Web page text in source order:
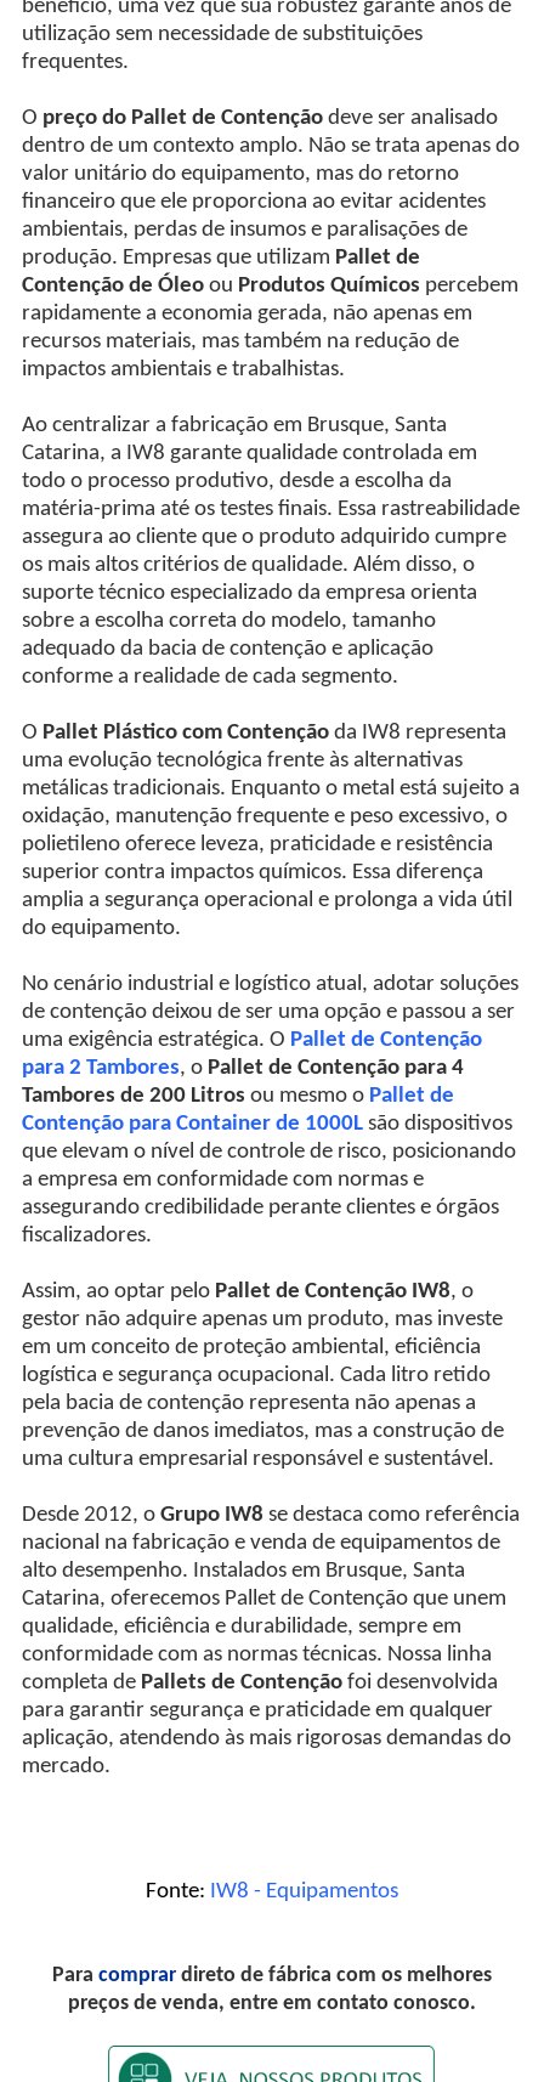
benefício, uma vez que sua robustez garante anos de
utilização sem necessidade de substituições
frequentes.
O preço do Pallet de Contençãodeve ser analisado
dentro de um contexto amplo. Não se trata apenas do
valor unitário do equipamento, mas do retorno
financeiro que ele proporciona ao evitar acidentes
ambientais, perdas de insumos e paralisações de
produção. Empresas que utilizam Pallet de
Contenção de Óleoou Produtos Químicos percebem
rapidamente a economia gerada, não apenas em
recursos materiais, mas também na redução de
impactos ambientais e trabalhistas.
Ao centralizar a fabricação em Brusque, Santa
Catarina, a IW8 garante qualidade controlada em
todo o processo produtivo, desde a escolha da
matéria-prima até os testes finais. Essa rastreabilidade
assegura ao cliente que o produto adquirido cumpre
os mais altos critérios de qualidade. Além disso, o
suporte técnico especializado da empresa orienta
sobre a escolha correta do modelo, tamanho
adequado da bacia de contenção e aplicação
conforme a realidade de cada segmento.
O Pallet Plástico com Contençãoda IW8 representa
uma evolução tecnológica frente às alternativas
metálicas tradicionais. Enquanto o metal está sujeito a
oxidação, manutenção frequente e peso excessivo, o
polietileno oferece leveza, praticidade e resistência
superior contra impactos químicos. Essa diferença
amplia a segurança operacional e prolonga a vida útil
do equipamento.
No cenário industrial e logístico atual, adotar soluções
de contenção deixou de ser uma opção e passou a ser
uma exigência estratégica. O Pallet de Contenção
para 2 Tambores, o Pallet de Contenção para 4
Tambores de 200 Litros ou mesmo o Pallet de
Contenção para Container de 1000Lsão dispositivos
que elevam o nível de controle de risco, posicionando
a empresa em conformidade com normas e
assegurando credibilidade perante clientes e órgãos
fiscalizadores.
Assim, ao optar pelo Pallet de Contenção IW8, o
gestor não adquire apenas um produto, mas investe
em um conceito de proteção ambiental, eficiência
logística e segurança ocupacional. Cada litro retido
pela bacia de contenção representa não apenas a
prevenção de danos imediatos, mas a construção de
uma cultura empresarial responsável e sustentável.
Desde 2012, o Grupo IW8 se destaca como referência
nacional na fabricação e venda de equipamentos de
alto desempenho. Instalados em Brusque, Santa
Catarina, oferecemos Pallet de Contenção que unem
qualidade, eficiência e durabilidade, sempre em
conformidade com as normas técnicas. Nossa linha
completa de Pallets de Contençãofoi desenvolvida
para garantir segurança e praticidade em qualquer
aplicação, atendendo às mais rigorosas demandas do
mercado.
Fonte: IW8 - Equipamentos
Para comprar direto de fábrica com os melhores
preços de venda, entre em contato conosco.